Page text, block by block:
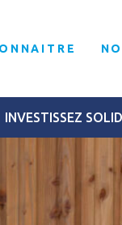
INVESTISSEZ